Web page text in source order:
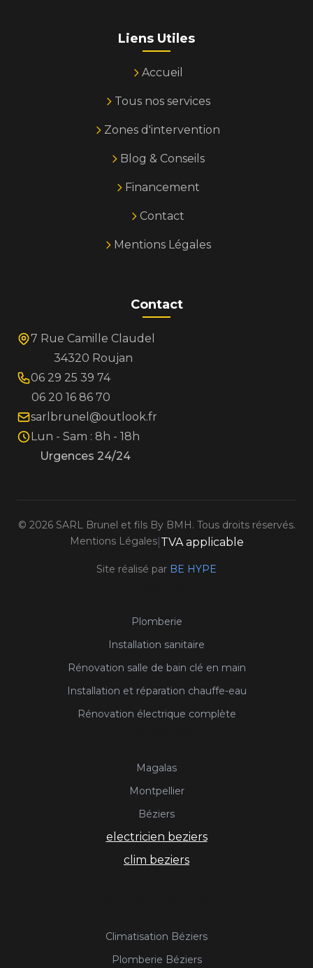
Liens Utiles
Accueil
Tous nos services
Zones d'intervention
Blog & Conseils
Financement
Contact
Mentions Légales
Contact
7 Rue Camille Claudel
34320 Roujan
06 29 25 39 74
06 20 16 86 70
sarlbrunel@outlook.fr
Lun - Sam : 8h - 18h
Urgences 24/24
© 2026SARL Brunel et fils By BMH. Tous droits réservés.
Mentions Légales| TVA applicable
Site réalisé par BE HYPE
Plomberie
Installation sanitaire
Rénovation salle de bain clé en main
Installation et réparation chauffe-eau
Rénovation électrique complète
Magalas
Montpellier
Béziers
electricien beziers
clim beziers
Climatisation Béziers
Plomberie Béziers